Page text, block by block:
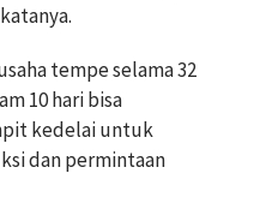
tempe selama 32
10 hari bisa
kedelai untuk
dan permintaan